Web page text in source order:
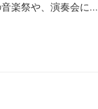
楽祭や、演奏会に...